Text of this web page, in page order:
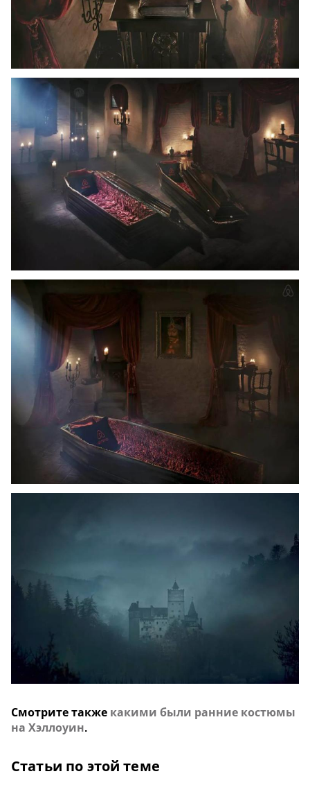
Смотрите также какими были ранние костюмы
на Хэллоуин.
Статьи по этой теме